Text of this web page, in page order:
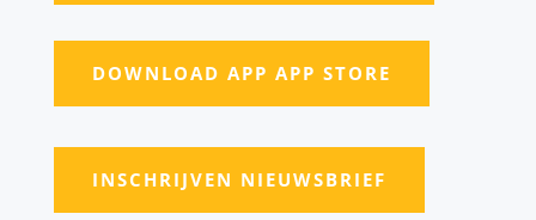
DOWNLOAD APP APP STORE
INSCHRIJVEN NIEUWSBRIEF